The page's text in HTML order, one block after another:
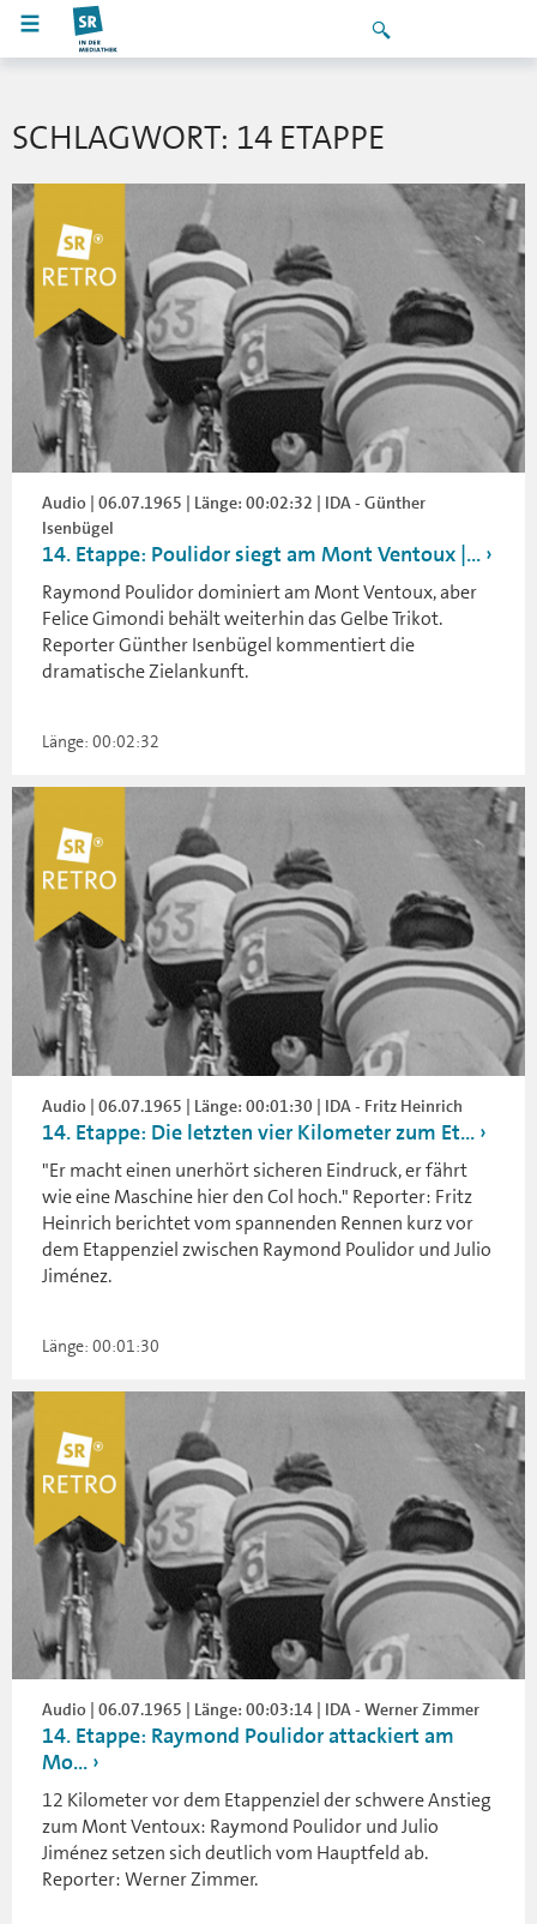
SCHLAGWORT: 14 ETAPPE
Audio | 06.07.1965 | Länge: 00:02:32 | IDA - Günther
Isenbügel
14. Etappe: Poulidor siegt am Mont Ventoux |...
Raymond Poulidor dominiert am Mont Ventoux, aber
Felice Gimondi behält weiterhin das Gelbe Trikot.
Reporter Günther Isenbügel kommentiert die
dramatische Zielankunft.
Länge: 00:02:32
Audio | 06.07.1965 | Länge: 00:01:30 | IDA - Fritz Heinrich
14. Etappe: Die letzten vier Kilometer zum Et...
"Er macht einen unerhört sicheren Eindruck, er fährt
wie eine Maschine hier den Col hoch." Reporter: Fritz
Heinrich berichtet vom spannenden Rennen kurz vor
dem Etappenziel zwischen Raymond Poulidor und Julio
Jiménez.
Länge: 00:01:30
Audio | 06.07.1965 | Länge: 00:03:14 | IDA - Werner Zimmer
14. Etappe: Raymond Poulidor attackiert am
Mo...
12 Kilometer vor dem Etappenziel der schwere Anstieg
zum Mont Ventoux: Raymond Poulidor und Julio
Jiménez setzen sich deutlich vom Hauptfeld ab.
Reporter: Werner Zimmer.